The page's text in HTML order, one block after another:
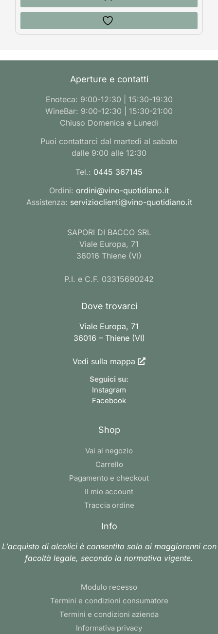
Aperture e contatti
Enoteca: 9:00-12:30 | 15:30-19:30
WineBar: 9:00-12:30 | 15:30-21:00
Chiuso Domenica e Lunedì
Puoi contattarci dal martedì al sabato
dalle 9:00 alle 12:30
Tel.: 0445 367145
Ordini: ordini@vino-quotidiano.it
Assistenza: servizioclienti@vino-quotidiano.it
SAPORI DI BACCO SRL
Viale Europa, 71
36016 Thiene (VI)
P.I. e C.F. 03315690242
Dove trovarci
Viale Europa, 71
36016 – Thiene (VI)
Vedi sulla mappa
Seguici su:
Instagram
Facebook
Shop
Vai al negozio
Carrello
Pagamento e checkout
Il mio account
Traccia ordine
Info
L’acquisto di alcolici è consentito solo ai maggiorenni con
facoltà legale, secondo la normativa vigente.
Modulo recesso
Termini e condizioni consumatore
Termini e condizioni azienda
Informativa privacy